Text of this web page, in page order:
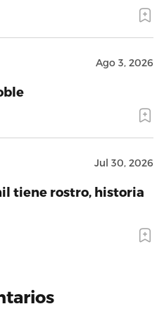
Ago 3, 2026
Jul 30, 2026
tiene rostro, historia